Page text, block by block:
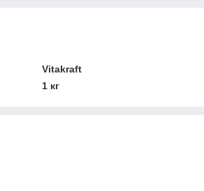
Vitakraft
1 кг